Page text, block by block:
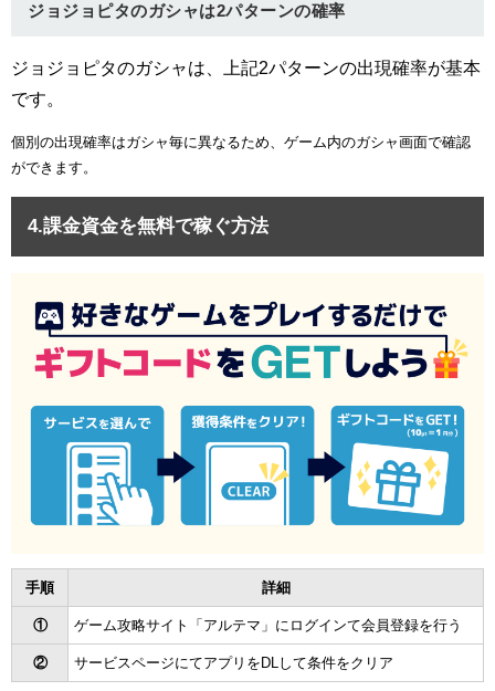
ジョジョピタのガシャは2パターンの確率
ジョジョピタのガシャは、上記2パターンの出現確率が基本
です。
個別の出現確率はガシャ毎に異なるため、ゲーム内のガシャ画面で確認
ができます。
4.課金資金を無料で稼ぐ方法
手順 詳細
① ゲーム攻略サイト「アルテマ」にログインて会員登録を行う
② サービスページにてアプリをDLして条件をクリア